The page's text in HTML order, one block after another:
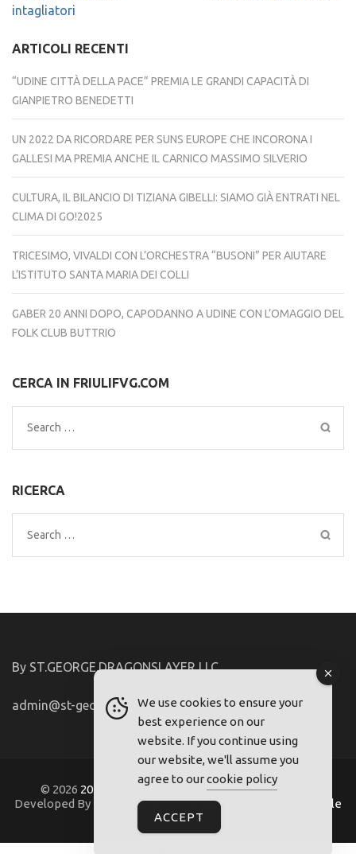
intagliatori
ARTICOLI RECENTI
“UDINE CITTÀ DELLA PACE” PREMIA LE GRANDI CAPACITÀ DI
GIANPIETRO BENEDETTI
UN 2022 DA RICORDARE PER SUNS EUROPE CHE INCORONA I
GALLESI MA PREMIA ANCHE IL CARNICO MASSIMO SILVERIO
CULTURA, IL BILANCIO DI TIZIANA GIBELLI: SIAMO GIÀ ENTRATI NEL
CLIMA DI GO!2025
TRICESIMO, VIVALDI CON L’ORCHESTRA “BUSONI” PER AIUTARE
L’ISTITUTO SANTA MARIA DEI COLLI
GABER 20 ANNI DOPO, CAPODANNO A UDINE CON L’OMAGGIO DEL
FOLK CLUB BUTTRIO
CERCA IN FRIULIFVG.COM
Search
for:
RICERCA
Search
for:
By ST.GEORGE.DRAGONSLAYER LLC
admin@st-george-dragonslayer.com
© 2026 2021-22.FriuliVG.com
. Metro Magazine Pro |
Developed By
Rara Theme. Powered by Regole
We use cookies to ensure your
best experience on our
website. If you continue using
our website, we'll assume you
agree to ourcookie policy
ACCEPT